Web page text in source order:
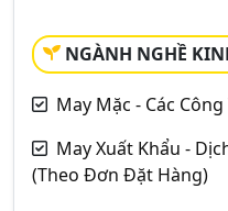
NGÀNH NGHỀ
May Mặc - Các
May Xuất Khẩu -
(Theo Đơn Đặt Hàng)